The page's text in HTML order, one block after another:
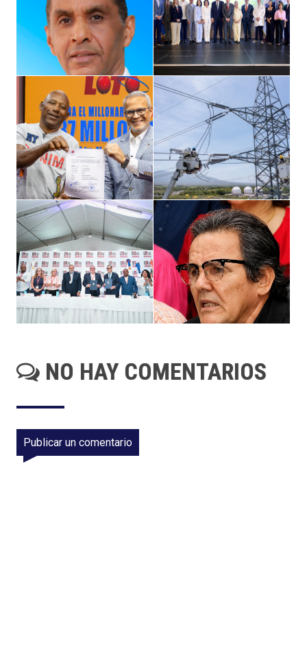
NO HAY COMENTARIOS
Publicar un comentario